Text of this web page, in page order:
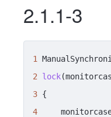
2.1.1-3
1
2
lock
3
4